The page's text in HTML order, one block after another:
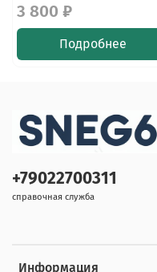
3 800 ₽
Подробнее
Информация
+79022700311
справочная служба